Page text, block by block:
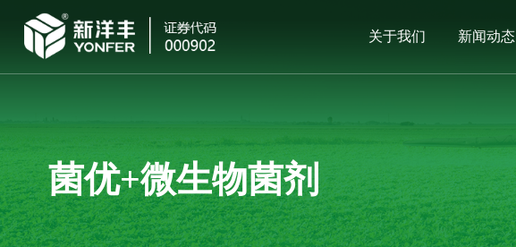
关于我们 新闻动态
菌优+微生物菌剂